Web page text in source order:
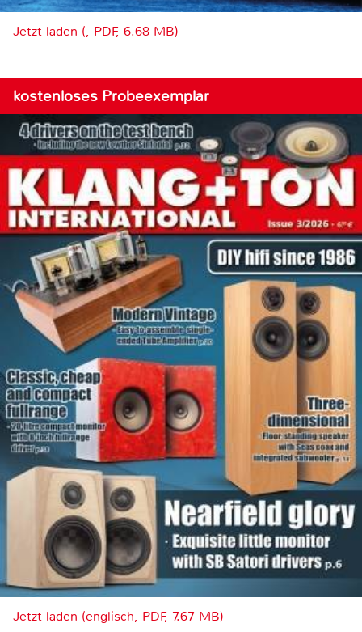
Jetzt laden (, PDF, 6.68 MB)
kostenloses Probeexemplar
Jetzt laden (englisch, PDF, 7.67 MB)